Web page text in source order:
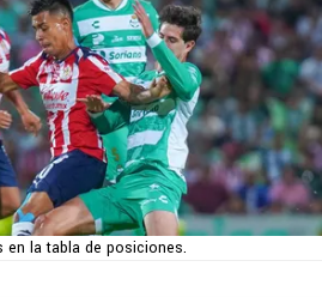
en la tabla de posiciones.